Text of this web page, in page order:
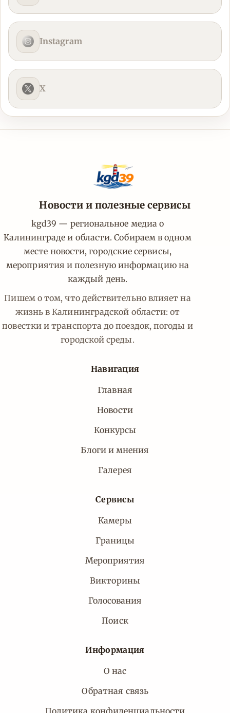
Instagram
X
Новости и полезные сервисы
kgd39 — региональное медиа о
Калининграде и области. Собираем в одном
месте новости, городские сервисы,
мероприятия и полезную информацию на
каждый день.
Пишем о том, что действительно влияет на
жизнь в Калининградской области: от
повестки и транспорта до поездок, погоды и
городской среды.
Навигация
Главная
Новости
Конкурсы
Блоги и мнения
Галерея
Сервисы
Камеры
Границы
Мероприятия
Викторины
Голосования
Поиск
Информация
О нас
Обратная связь